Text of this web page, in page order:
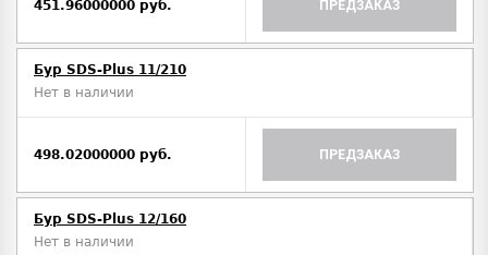
451.96000000 руб. ПРЕДЗАКАЗ
Бур SDS-Plus 11/210
Нет в наличии
498.02000000 руб. ПРЕДЗАКАЗ
Бур SDS-Plus 12/160
Нет в наличии